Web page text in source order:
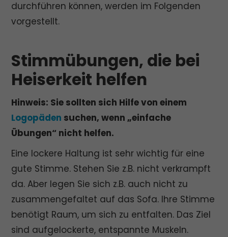
durchführen können, werden im Folgenden
vorgestellt.
Stimmübungen, die bei
Heiserkeit helfen
Hinweis: Sie sollten sich Hilfe von einem
Logopäden suchen, wenn „einfache
Übungen“ nicht helfen.
Eine lockere Haltung ist sehr wichtig für eine
gute Stimme. Stehen Sie z.B. nicht verkrampft
da. Aber legen Sie sich z.B. auch nicht zu
zusammengefaltet auf das Sofa. Ihre Stimme
benötigt Raum, um sich zu entfalten. Das Ziel
sind aufgelockerte, entspannte Muskeln.